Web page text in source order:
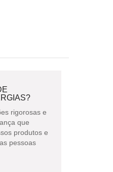
rigorosas e
que
produtos e
pessoas